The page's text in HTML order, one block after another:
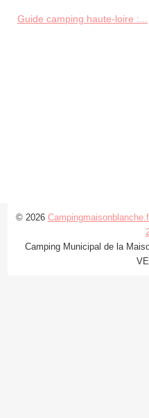
Guide camping haute-loire :...
© 2026
Camping Municipal de la